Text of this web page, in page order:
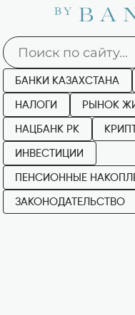
БАНКИ КАЗАХСТАНА
НАЛОГИ РЫНОК
НАЦБАНК РК
ИНВЕСТИЦИИ
ПЕНСИОННЫЕ
ЗАКОНОДАТЕЛЬСТВО